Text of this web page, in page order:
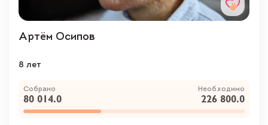
Артём Осипов
8 лет
Собрано
80 014.0
Необходимо
226 800.0